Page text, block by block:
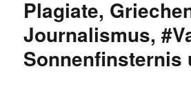
Plagiate,
Journalismus,
Sonnenfinsternis